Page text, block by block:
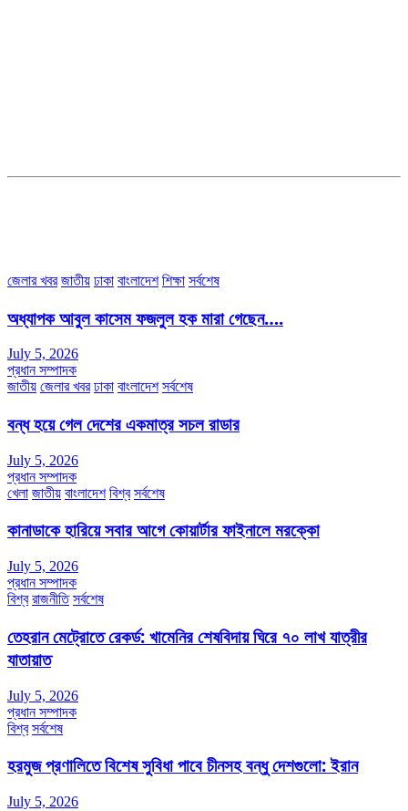
জেলার খবর জাতীয় ঢাকা বাংলাদেশ শিক্ষা সর্বশেষ
অধ্যাপক আবুল কাসেম ফজলুল হক মারা গেছেন….
July 5, 2026
প্রধান সম্পাদক
জাতীয় জেলার খবর ঢাকা বাংলাদেশ সর্বশেষ
বন্ধ হয়ে গেল দেশের একমাত্র সচল রাডার
July 5, 2026
প্রধান সম্পাদক
খেলা জাতীয় বাংলাদেশ বিশ্ব সর্বশেষ
কানাডাকে হারিয়ে সবার আগে কোয়ার্টার ফাইনালে মরক্কো
July 5, 2026
প্রধান সম্পাদক
বিশ্ব রাজনীতি সর্বশেষ
তেহরান মেট্রোতে রেকর্ড: খামেনির শেষবিদায় ঘিরে ৭০ লাখ যাত্রীর
যাতায়াত
July 5, 2026
প্রধান সম্পাদক
বিশ্ব সর্বশেষ
হরমুজ প্রণালিতে বিশেষ সুবিধা পাবে চীনসহ বন্ধু দেশগুলো: ইরান
July 5, 2026